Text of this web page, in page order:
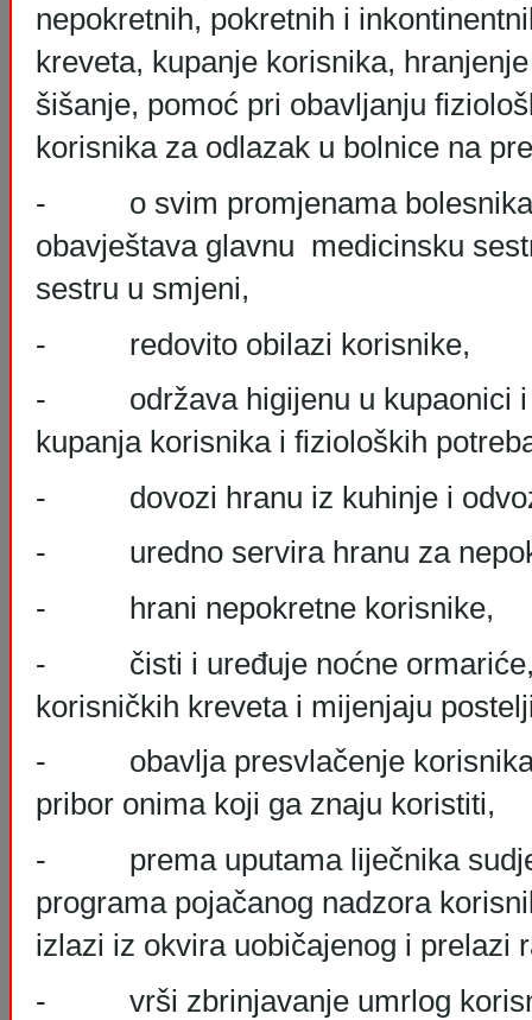
nepokretnih, pokretnih i
kreveta, kupanje korisnika,
šišanje, pomoć pri obavljanju
korisnika za odlazak u bolnice na
- o svim promjenama bolesnika
obavještava glavnu medicinsku
sestru u smjeni,
- redovito obilazi korisnike,
- održava higijenu u kupaonici i
kupanja korisnika i fizioloških
- dovozi hranu iz kuhinje i
- uredno servira hranu za
- hrani nepokretne korisnike,
- čisti i uređuje noćne ormariće,
korisničkih kreveta i mijenjaju
- obavlja presvlačenje korisnika
pribor onima koji ga znaju koristiti,
- prema uputama liječnika
programa pojačanog nadzora
izlazi iz okvira uobičajenog i prelazi
- vrši zbrinjavanje umrlog